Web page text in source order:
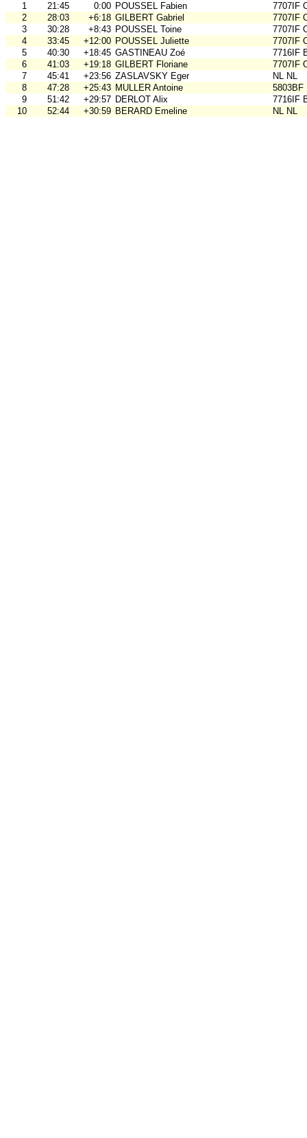
1
21:45 0:00 POUSSEL Fabien
7707IF
2
28:03 +6:18 GILBERT Gabriel
7707IF
3
30:28 +8:43 POUSSEL Toine
7707IF
4
33:45 +12:00 POUSSEL Juliette
7707IF
5
40:30 +18:45 GASTINEAU Zoé
7716IF
6
41:03 +19:18 GILBERT Floriane
7707IF
7
45:41 +23:56 ZASLAVSKY Eger
NL NL
8
47:28 +25:43 MULLER Antoine
5803BF
9
51:42 +29:57 DERLOT Alix
7716IF
10
52:44 +30:59 BERARD Emeline NL NL